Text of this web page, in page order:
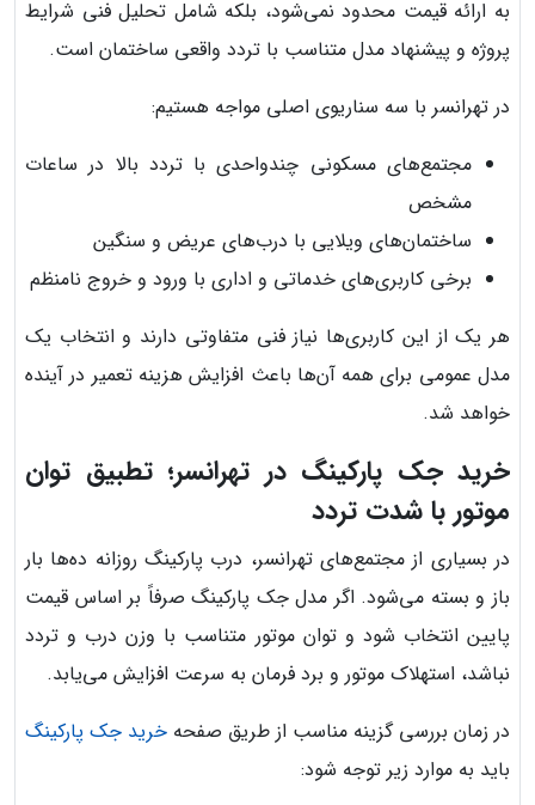
به ارائه قیمت محدود نمی‌شود، بلکه شامل تحلیل فنی شرایط
پروژه و پیشنهاد مدل متناسب با تردد واقعی ساختمان است.
در تهرانسر با سه سناریوی اصلی مواجه هستیم:
مجتمع‌های مسکونی چندواحدی با تردد بالا در ساعات
مشخص
ساختمان‌های ویلایی با درب‌های عریض و سنگین
برخی کاربری‌های خدماتی و اداری با ورود و خروج نامنظم
هر یک از این کاربری‌ها نیاز فنی متفاوتی دارند و انتخاب یک
مدل عمومی برای همه آن‌ها باعث افزایش هزینه تعمیر در آینده
خواهد شد.
خرید جک پارکینگ در تهرانسر؛ تطبیق توان
موتور با شدت تردد
در بسیاری از مجتمع‌های تهرانسر، درب پارکینگ روزانه ده‌ها بار
باز و بسته می‌شود. اگر مدل جک پارکینگ صرفاً بر اساس قیمت
پایین انتخاب شود و توان موتور متناسب با وزن درب و تردد
نباشد، استهلاک موتور و برد فرمان به سرعت افزایش می‌یابد.
در زمان بررسی گزینه مناسب از طریق صفحه خرید جک پارکینگ
باید به موارد زیر توجه شود: